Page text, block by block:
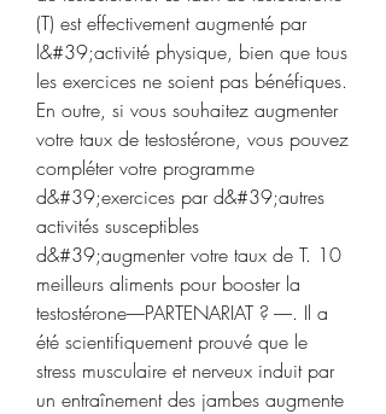
(T) est effectivement augmenté par
l&#39;activité physique, bien que tous
les exercices ne soient pas bénéfiques.
En outre, si vous souhaitez augmenter
votre taux de testostérone, vous pouvez
compléter votre programme
d&#39;exercices par d&#39;autres
activités susceptibles
d&#39;augmenter votre taux de T. 10
meilleurs aliments pour booster la
testostérone-----PARTENARIAT ? -----. Il a
été scientifiquement prouvé que le
stress musculaire et nerveux induit par
un entraînement des jambes augmente